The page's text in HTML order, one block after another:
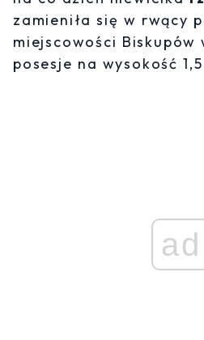
zamieniła się w rwący
miejscowości Biskupów
posesje na wysokość 1,5
ad